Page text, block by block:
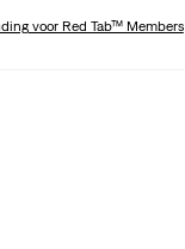
voor Red Tab™ Members